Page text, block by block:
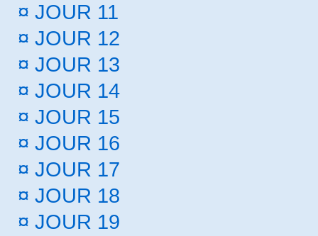
¤ JOUR 11
¤ JOUR 12
¤ JOUR 13
¤ JOUR 14
¤ JOUR 15
¤ JOUR 16
¤ JOUR 17
¤ JOUR 18
¤ JOUR 19